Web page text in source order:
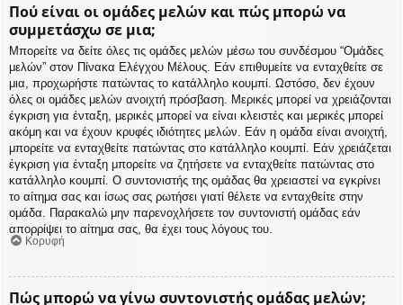
Πού είναι οι ομάδες μελών και πώς μπορώ να
συμμετάσχω σε μια;
Μπορείτε να δείτε όλες τις ομάδες μελών μέσω του συνδέσμου “Ομάδες
μελών” στον Πίνακα Ελέγχου Μέλους. Εάν επιθυμείτε να ενταχθείτε σε
μια, προχωρήστε πατώντας το κατάλληλο κουμπί. Ωστόσο, δεν έχουν
όλες οι ομάδες μελών ανοιχτή πρόσβαση. Μερικές μπορεί να χρειάζονται
έγκριση για ένταξη, μερικές μπορεί να είναι κλειστές και μερικές μπορεί
ακόμη και να έχουν κρυφές ιδιότητες μελών. Εάν η ομάδα είναι ανοιχτή,
μπορείτε να ενταχθείτε πατώντας στο κατάλληλο κουμπί. Εάν χρειάζεται
έγκριση για ένταξη μπορείτε να ζητήσετε να ενταχθείτε πατώντας στο
κατάλληλο κουμπί. Ο συντονιστής της ομάδας θα χρειαστεί να εγκρίνει
το αίτημα σας και ίσως σας ρωτήσει γιατί θέλετε να ενταχθείτε στην
ομάδα. Παρακαλώ μην παρενοχλήσετε τον συντονιστή ομάδας εάν
απορρίψει το αίτημα σας, θα έχει τους λόγους του.
Κορυφή
Πώς μπορώ να γίνω συντονιστής ομάδας μελών;